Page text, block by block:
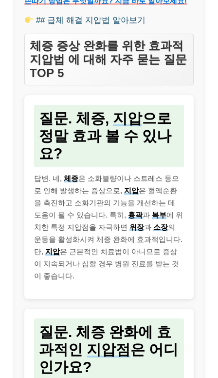
## 급체 해결 지압법 알아보기
체증 증상 완화를 위한 효과적
지압법 에 대해 자주 묻는 질문
TOP 5
질문. 체증, 지압으로
정말 효과 볼 수 있나
요?
답변. 네, 체증은 소화불량이나 스트레스 등으
로 인해 발생하는 증상으로, 지압은 혈액순환
을 촉진하고 소화기관의 기능을 개선하는 데
도움이 될 수 있습니다. 특히, 흉곽과 복부에 위
치한 특정 지압점을 자극하면 위장과 소장의
운동을 활성화시켜 체증 완화에 효과적입니다.
단, 지압은 근본적인 치료법이 아니므로 증상
이 지속되거나 심할 경우 병원 진료를 받는 것
이 좋습니다.
질문. 체증 완화에 효
과적인 지압점은 어디
인가요?